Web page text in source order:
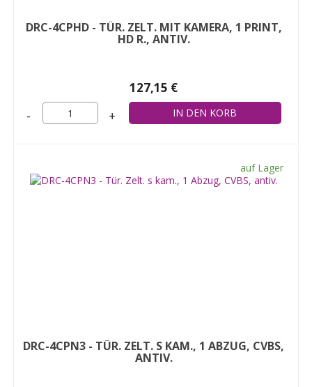
DRC-4CPHD - TÜR. ZELT. MIT KAMERA, 1 PRINT,
HD R., ANTIV.
127,15 €
- +
auf Lager
DRC-4CPN3 - TÜR. ZELT. S KAM., 1 ABZUG, CVBS,
ANTIV.